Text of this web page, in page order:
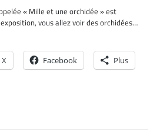
« Mille et une orchidée » est
vous allez voir des orchidées…
X Facebook Plus